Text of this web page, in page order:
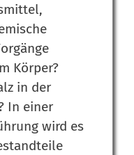
Körper?
in der
In einer
wird es